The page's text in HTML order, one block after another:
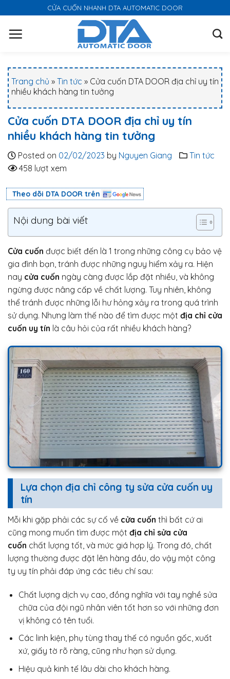
k
CỬA CUỐN NHANH DTA AUTOMATIC DOOR
Trang chủ » Tin tức » Cửa cuốn DTA DOOR địa chỉ uy tín
nhiều khách hàng tin tưởng
Cửa cuốn DTA DOOR địa chỉ uy tín
nhiều khách hàng tin tưởng
Posted on 02/02/2023 by Nguyen Giang
Tin tức
458 lượt xem
Theo dõi DTA DOOR trên
Nội dung bài viết
Cửa cuốn được biết đến là 1 trong những công cụ bảo vệ
gia đình bạn, tránh được những nguy hiểm xảy ra. Hiện
nay cửa cuốn ngày càng được lắp đặt nhiều, và không
ngừng được nâng cấp về chất lượng. Tuy nhiên, không
thể tránh được những lỗi hư hỏng xảy ra trong quá trình
sử dụng. Nhưng làm thế nào để tìm được một địa chỉ cửa
cuốn uy tín là câu hỏi của rất nhiều khách hàng?
Lựa chọn địa chỉ công ty sửa cửa cuốn uy
tín
Mỗi khi gặp phải các sự cố về cửa cuốn thì bất cứ ai
cũng mong muốn tìm được một địa chỉ sửa cửa
cuốn chất lượng tốt, và mức giá hợp lý. Trong đó, chất
lượng thường được đặt lên hàng đầu, do vậy một công
ty uy tín phải đáp ứng các tiêu chí sau:
Chất lượng dịch vụ cao, đồng nghĩa với tay nghề sửa
chữa của đội ngũ nhân viên tốt hơn so với những đơn
vị không có tên tuổi.
Các linh kiện, phụ tùng thay thế có nguồn gốc, xuất
xứ, giấy tờ rõ ràng, cũng như hạn sử dụng.
Hiệu quả kinh tế lâu dài cho khách hàng.